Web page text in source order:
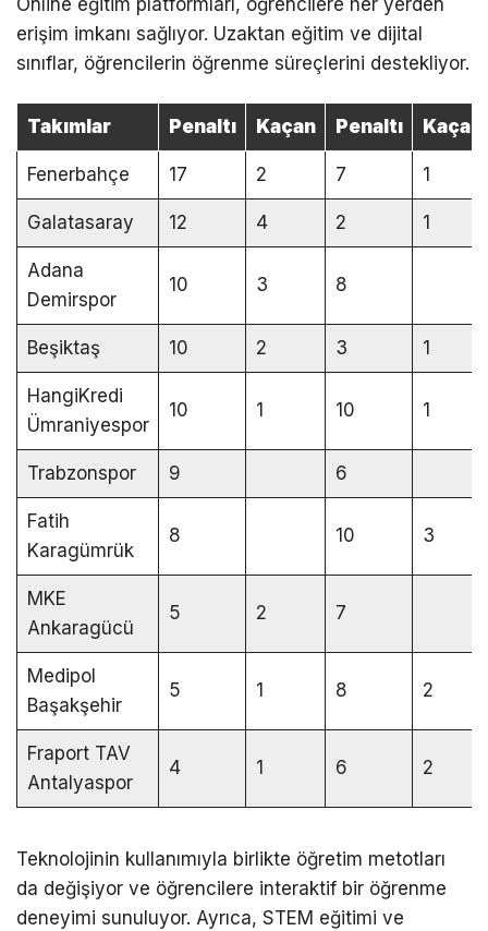
Online eğitim platformları, öğrencilere her yerden
erişim imkanı sağlıyor. Uzaktan eğitim ve dijital
sınıflar, öğrencilerin öğrenme süreçlerini destekliyor.
Takımlar Penaltı Kaçan Penaltı Kaçan
Fenerbahçe 17 2 7 1
Galatasaray 12 4 2 1
Adana
Demirspor
10 3 8
Beşiktaş 10 2 3 1
HangiKredi
Ümraniyespor
10 1 10 1
Trabzonspor 9 6
Fatih
Karagümrük
8 10 3
MKE
Ankaragücü
5 2 7
Medipol
Başakşehir
5 1 8 2
Fraport TAV
Antalyaspor
4 1 6 2
Teknolojinin kullanımıyla birlikte öğretim metotları
da değişiyor ve öğrencilere interaktif bir öğrenme
deneyimi sunuluyor. Ayrıca, STEM eğitimi ve